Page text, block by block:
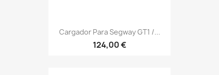
Cargador Para Segway GT1 /...
124,00 €